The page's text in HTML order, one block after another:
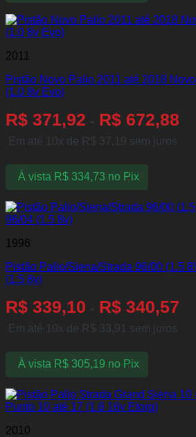
2011
Pistão Novo Palio 2011 até 2018
(1.0 8v Evo)
R$ 371,92 - R$ 672,88
Em até 10x de R$ 37,19 sem juros
À vista R$334,73 no Pix
1996
Pistão Palio/Siena/Strada 96/00 (1.5
(1.5 8v)
R$ 339,10 - R$ 340,57
Em até 10x de R$ 33,91 sem juros
À vista R$305,19 no Pix
2010